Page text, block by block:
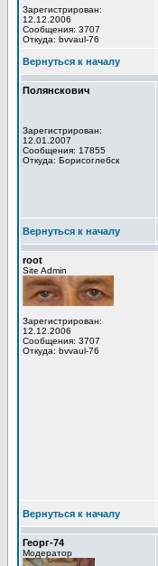
Зарегистрирован:
12.12.2006
Сообщения: 3707
Откуда: bvvaul-76
Вернуться к началу
Полянскович
Зарегистрирован:
12.01.2007
Сообщения: 17855
Откуда: Борисоглебск
Вернуться к началу
root
Site Admin
Зарегистрирован:
12.12.2006
Сообщения: 3707
Откуда: bvvaul-76
Вернуться к началу
Георг-74
Модератор